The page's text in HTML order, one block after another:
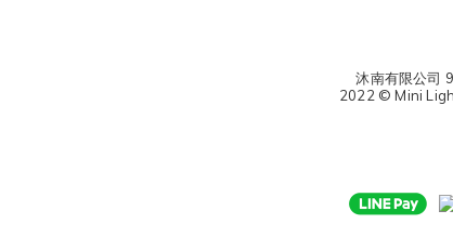
沐南有限公司
2022 © Mini